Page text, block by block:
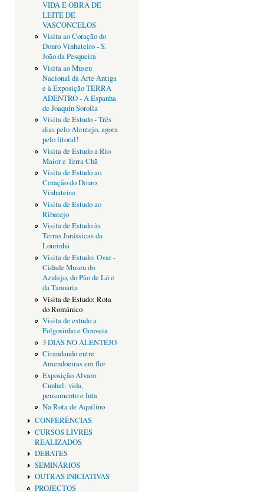
VIDA E OBRA DE
LEITE DE
VASCONCELOS
Visita ao Coração do
Douro Vinhateiro - S.
João da Pesqueira
Visita ao Museu
Nacional da Arte Antiga
e à Exposição TERRA
ADENTRO - A Espanha
de Joaquín Sorolla
Visita de Estudo - Três
dias pelo Alentejo, agora
pelo litoral!
Visita de Estudo a Rio
Maior e Terra Chã
Visita de Estudo ao
Coração do Douro
Vinhateiro
Visita de Estudo ao
Ribatejo
Visita de Estudo às
Terras Jurássicas da
Lourinhã
Visita de Estudo: Ovar -
Cidade Museu do
Azulejo, do Pão de Ló e
da Tanoaria
Visita de Estudo: Rota
do Românico
Visita de estudo a
Folgosinho e Gouveia
3 DIAS NO ALENTEJO
Cirandando entre
Amendoeiras em flor
Exposição Alvaro
Cunhal: vida,
pensamento e luta
Na Rota de Aquilino
CONFERÊNCIAS
CURSOS LIVRES
REALIZADOS
DEBATES
SEMINÁRIOS
OUTRAS INICIATIVAS
PROJECTOS